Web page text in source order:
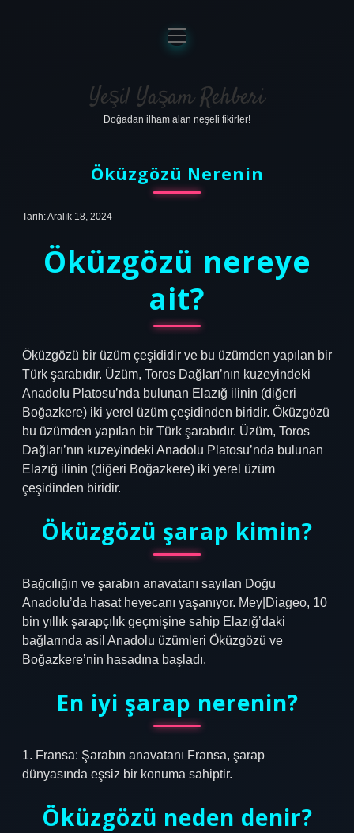
Anasayfa
Gizlilik Politikası
Yasal Uyarı
menüyü
aç
Yeşil Yaşam Rehberi
Doğadan ilham alan neşeli fikirler!
Öküzgözü Nerenin
Tarih: Aralık 18, 2024
Öküzgözü nereye
ait?
Öküzgözü bir üzüm çeşididir ve bu üzümden yapılan bir
Türk şarabıdır. Üzüm, Toros Dağları’nın kuzeyindeki
Anadolu Platosu’nda bulunan Elazığ ilinin (diğeri
Boğazkere) iki yerel üzüm çeşidinden biridir. Öküzgözü
bu üzümden yapılan bir Türk şarabıdır. Üzüm, Toros
Dağları’nın kuzeyindeki Anadolu Platosu’nda bulunan
Elazığ ilinin (diğeri Boğazkere) iki yerel üzüm
çeşidinden biridir.
Öküzgözü şarap kimin?
Bağcılığın ve şarabın anavatanı sayılan Doğu
Anadolu’da hasat heyecanı yaşanıyor. Mey|Diageo, 10
bin yıllık şarapçılık geçmişine sahip Elazığ’daki
bağlarında asil Anadolu üzümleri Öküzgözü ve
Boğazkere’nin hasadına başladı.
En iyi şarap nerenin?
1. Fransa: Şarabın anavatanı Fransa, şarap
dünyasında eşsiz bir konuma sahiptir.
Öküzgözü neden denir?